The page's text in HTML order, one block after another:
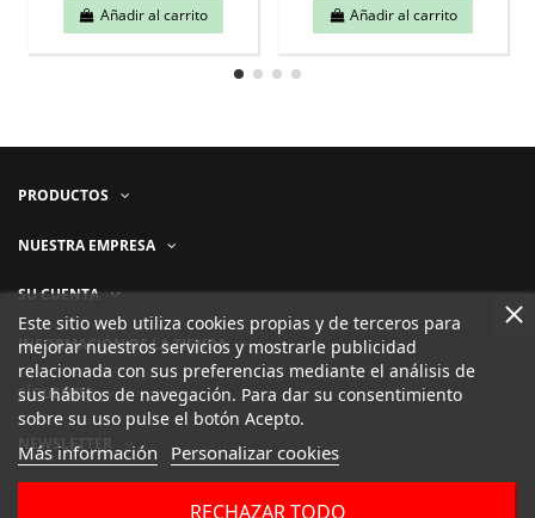
Añadir al carrito Añadir al carrito
PRODUCTOS
NUESTRA EMPRESA
SU CUENTA
INFORMACIÓN DE LA TIENDA
Este sitio web utiliza cookies propias y de terceros para
mejorar nuestros servicios y mostrarle publicidad
relacionada con sus preferencias mediante el análisis de
sus hábitos de navegación. Para dar su consentimiento
sobre su uso pulse el botón Acepto.
Más información Personalizar cookies
RECHAZAR TODO
SÍGUENOS
NEWSLETTER